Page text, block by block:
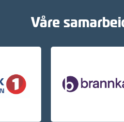
Våre